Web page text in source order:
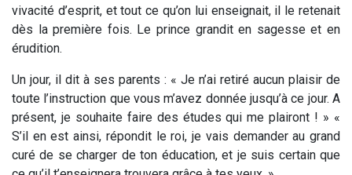
vivacité d’esprit, et tout ce qu’on lui enseignait, il le retenait
dès la première fois. Le prince grandit en sagesse et en
érudition.
Un jour, il dit à ses parents : « Je n’ai retiré aucun plaisir de
toute l’instruction que vous m’avez donnée jusqu’à ce jour. A
présent, je souhaite faire des études qui me plairont ! » «
S’il en est ainsi, répondit le roi, je vais demander au grand
curé de se charger de ton éducation, et je suis certain que